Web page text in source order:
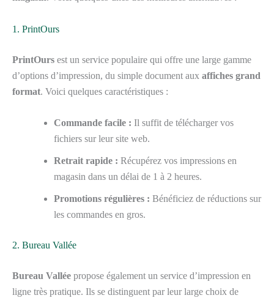
1. PrintOurs
PrintOurs est un service populaire qui offre une large gamme
d’options d’impression, du simple document aux affiches grand
format. Voici quelques caractéristiques :
Commande facile : Il suffit de télécharger vos
fichiers sur leur site web.
Retrait rapide : Récupérez vos impressions en
magasin dans un délai de 1 à 2 heures.
Promotions régulières : Bénéficiez de réductions sur
les commandes en gros.
2. Bureau Vallée
Bureau Vallée propose également un service d’impression en
ligne très pratique. Ils se distinguent par leur large choix de